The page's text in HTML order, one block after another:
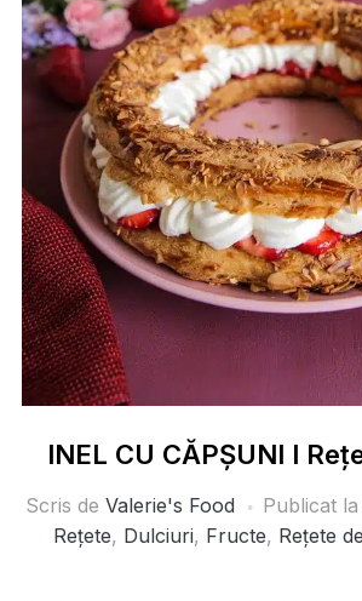
INEL CU CĂPȘUNI I
Scris de Valerie's Food Publicat la
Rețete, Dulciuri, Fructe, Rețete